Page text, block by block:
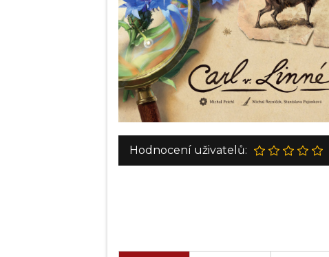
Hodnocení uživatelů: